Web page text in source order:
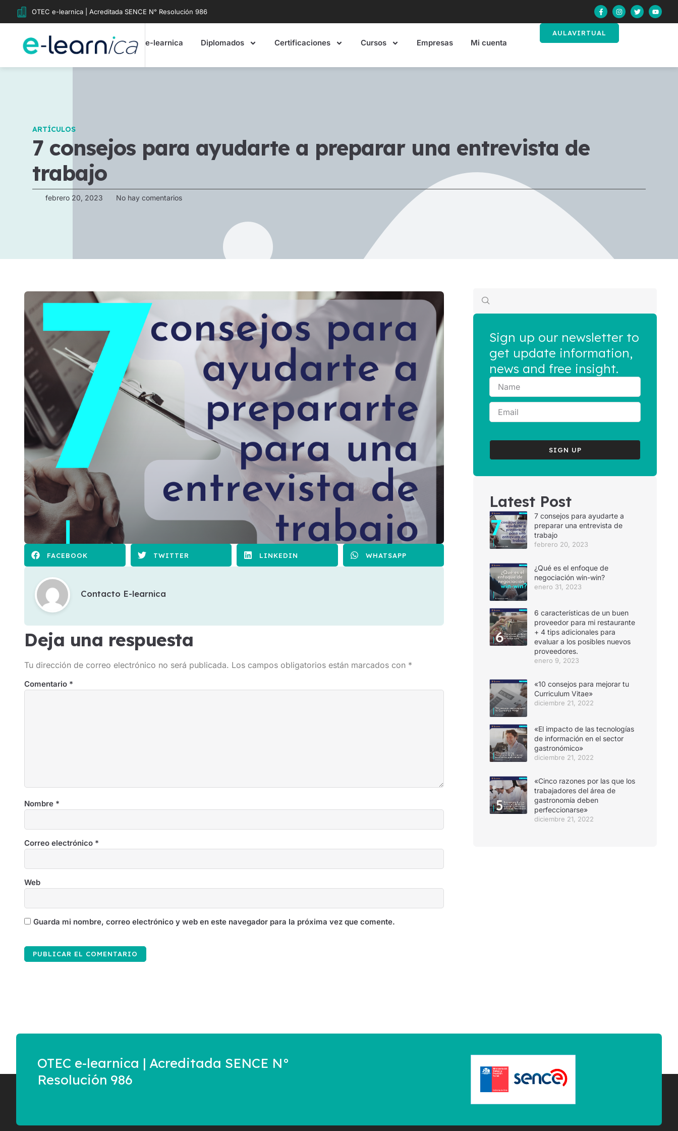
OTEC e-learnica | Acreditada SENCE N° Resolución 986
e-learnica Diplomados Certificaciones Cursos Empresas Mi cuenta
AULAVIRTUAL
ARTÍCULOS
7 consejos para ayudarte a preparar una entrevista de
trabajo
febrero 20, 2023 No hay comentarios
FACEBOOK TWITTER LINKEDIN WHATSAPP
Contacto E-learnica
Deja una respuesta
Tu dirección de correo electrónico no será publicada. Los campos obligatorios están marcados con *
Comentario *
Nombre *
Correo electrónico *
Web
Guarda mi nombre, correo electrónico y web en este navegador para la próxima vez que comente.
Sign up our newsletter to
get update information,
news and free insight.
SIGN UP
Latest Post
7 consejos para ayudarte a
preparar una entrevista de
trabajo
febrero 20, 2023
¿Qué es el enfoque de
negociación win-win?
enero 31, 2023
6 características de un buen
proveedor para mi restaurante
+ 4 tips adicionales para
evaluar a los posibles nuevos
proveedores.
enero 9, 2023
«10 consejos para mejorar tu
Curriculum Vitae»
diciembre 21, 2022
«El impacto de las tecnologías
de información en el sector
gastronómico»
diciembre 21, 2022
«Cinco razones por las que los
trabajadores del área de
gastronomía deben
perfeccionarse»
diciembre 21, 2022
OTEC e-learnica | Acreditada SENCE N°
Resolución 986